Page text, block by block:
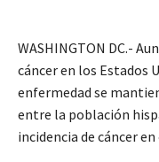
WASHINGTON DC.-
cáncer en los Estados
enfermedad se
entre la población
incidencia de cáncer